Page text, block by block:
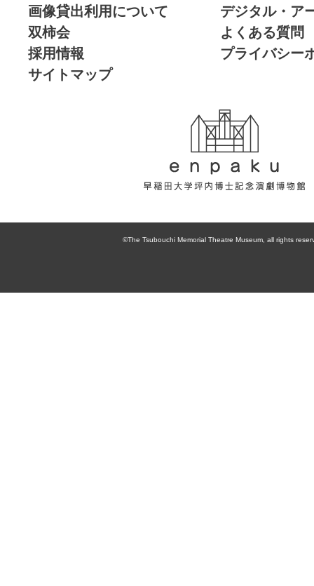
画像貸出利用について
デジタル・ア
双柿会
よくある質問
採用情報
プライバシー
サイトマップ
大学坪内博士記
念演劇博物館
©The Tsubouchi Memorial Theatre Museum, all rights